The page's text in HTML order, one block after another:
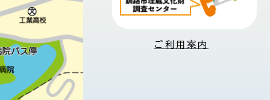
ご利用案内